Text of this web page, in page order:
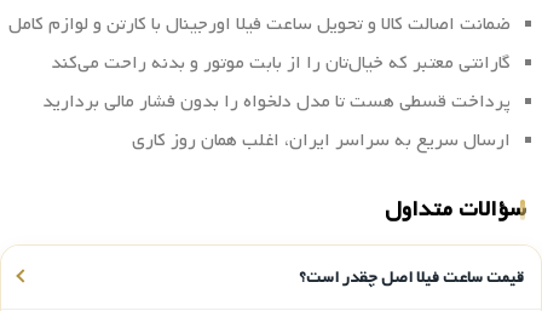
ضمانت اصالت کالا و تحویل ساعت فیلا اورجینال با کارتن و لوازم کامل
گارانتی معتبر که خیال‌تان را از بابت موتور و بدنه راحت می‌کند
پرداخت قسطی هست تا مدل دلخواه را بدون فشار مالی بردارید
ارسال سریع به سراسر ایران، اغلب همان روز کاری
سؤالات متداول
قیمت ساعت فیلا اصل چقدر است؟